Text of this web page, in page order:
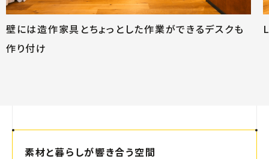
壁には造作家具とちょっとした作業ができるデスクも
作り付け
素材と暮らしが響き合う空間